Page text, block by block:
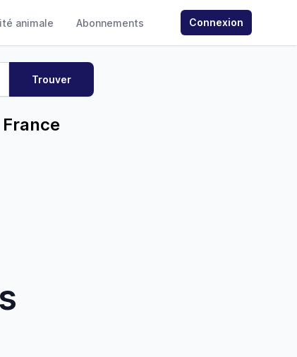
animale Abonnements Connexion